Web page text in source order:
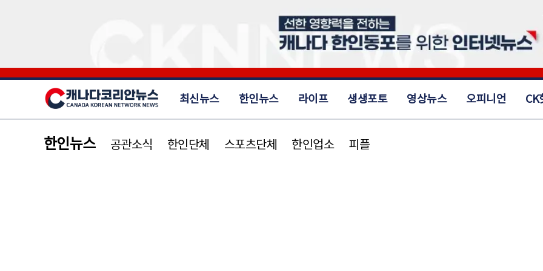
최신뉴스 한인뉴스 라이프 생생포토 영상뉴스 오피니언 CK
한인뉴스 공관소식 한인단체 스포츠단체 한인업소 피플